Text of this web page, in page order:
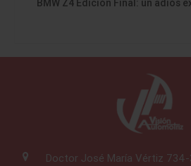
BMW Z4 Edición Final: un adiós
Doctor José María Vértiz 734-